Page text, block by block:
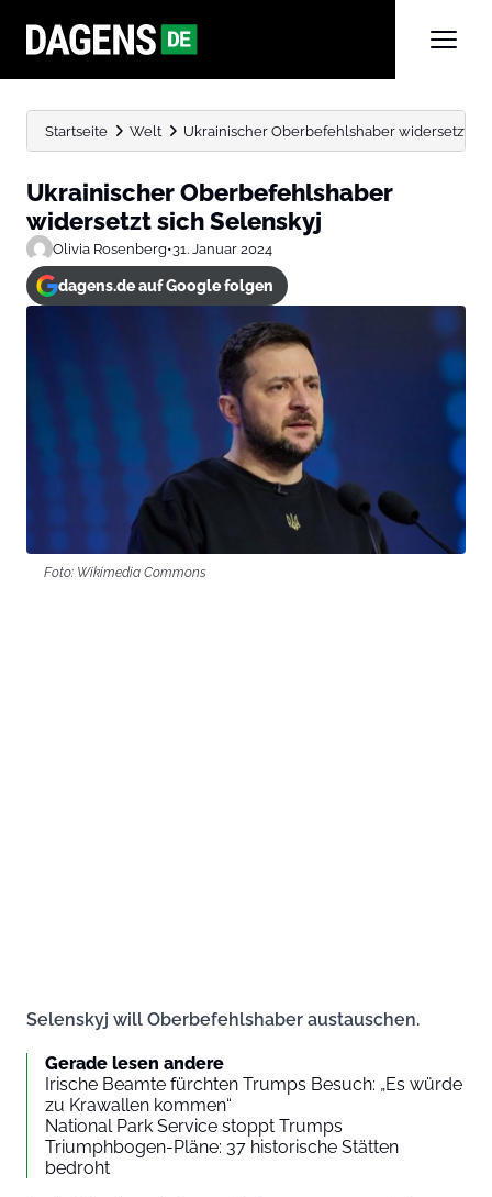
Startseite Welt Ukrainischer Oberbefehlshaber widersetzt
Ukrainischer Oberbefehlshaber
widersetzt sich Selenskyj
Olivia Rosenberg•31. Januar 2024
dagens.de auf Google folgen
Foto: Wikimedia Commons
Selenskyj will Oberbefehlshaber austauschen.
Gerade lesen andere
Irische Beamte fürchten Trumps Besuch: „Es würde
zu Krawallen kommen“
National Park Service stoppt Trumps
Triumphbogen-Pläne: 37 historische Stätten
bedroht